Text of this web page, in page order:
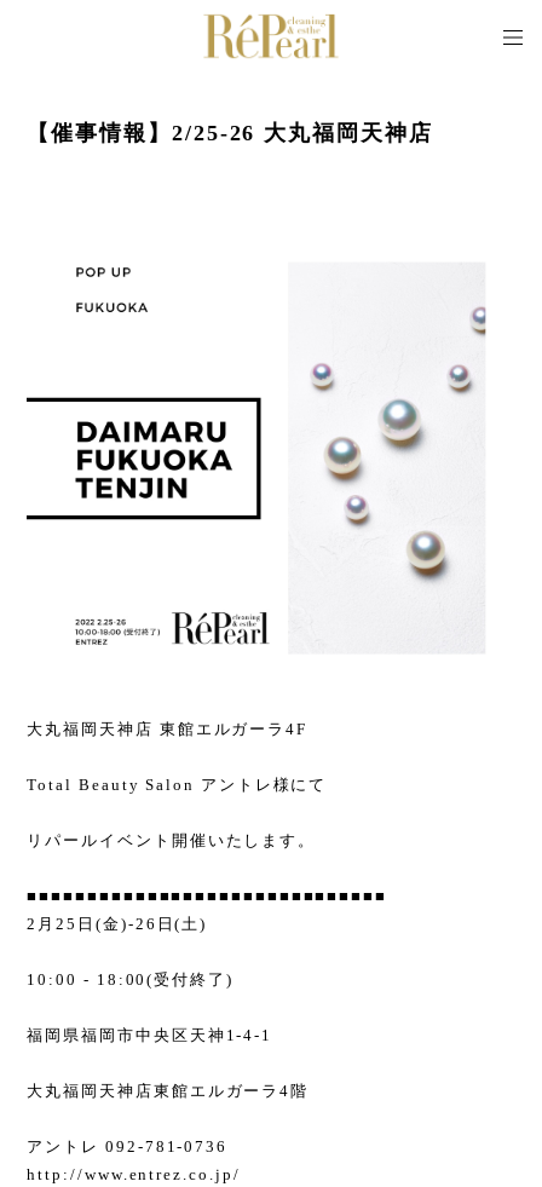
【催事情報】2/25-26 大丸福岡天神店
大丸福岡天神店 東館エルガーラ4F
Total Beauty Salon アントレ様にて
リパールイベント開催いたします。
■■■■■■■■■■■■■■■■■■■■■■■■■■■■■■
2月25日(金)-26日(土)
10:00 - 18:00(受付終了)
福岡県福岡市中央区天神1-4-1
大丸福岡天神店東館エルガーラ4階
アントレ 092-781-0736
http://www.entrez.co.jp/